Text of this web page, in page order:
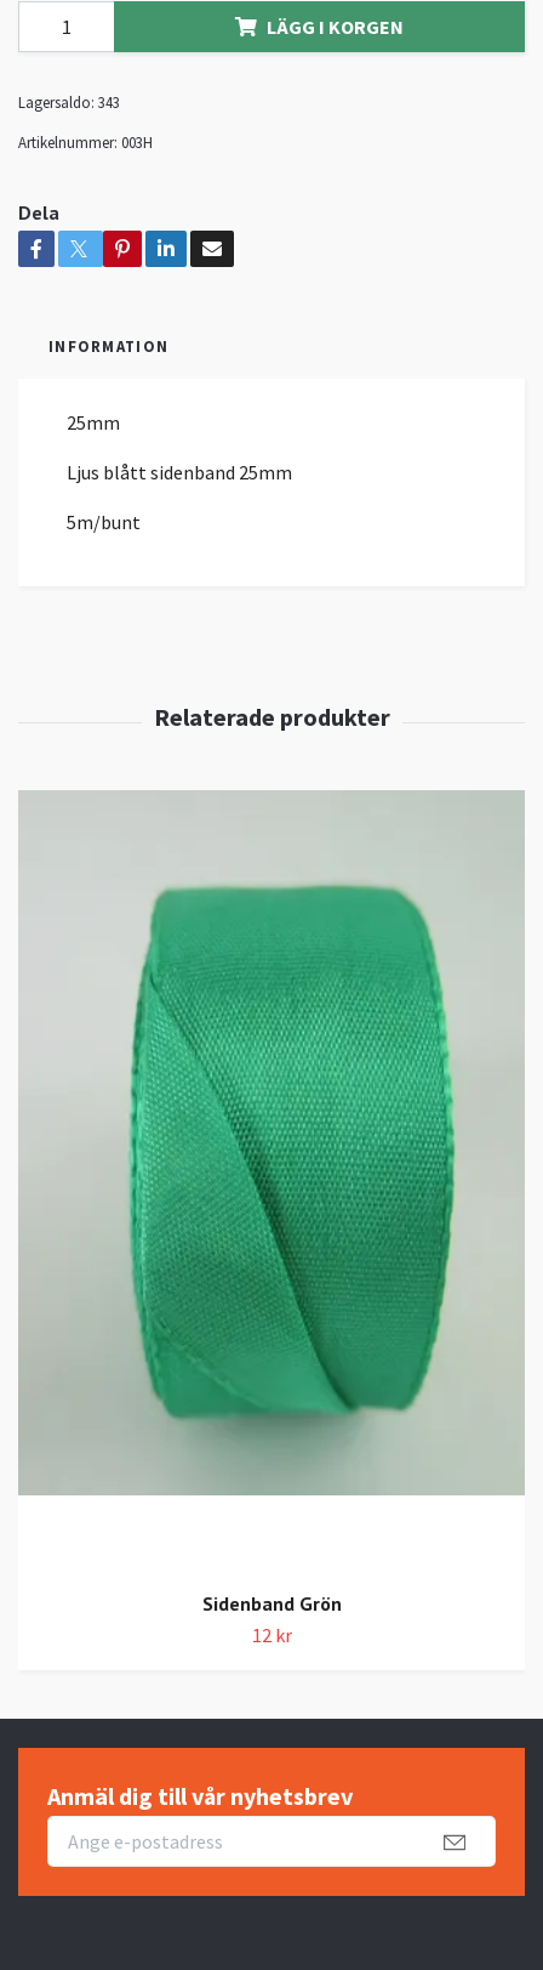
LÄGG I KORGEN
Lagersaldo: 343
Artikelnummer: 003H
Dela
INFORMATION
25mm
Ljus blått sidenband 25mm
5m/bunt
Sidenband Grön
12 kr
Anmäl dig till vår nyhetsbrev